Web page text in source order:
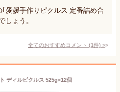
愛媛手作りピクルス 定番詰め合
しょう。
全てのおすすめコメント (1件) >
ディルピクルス 525g×12個